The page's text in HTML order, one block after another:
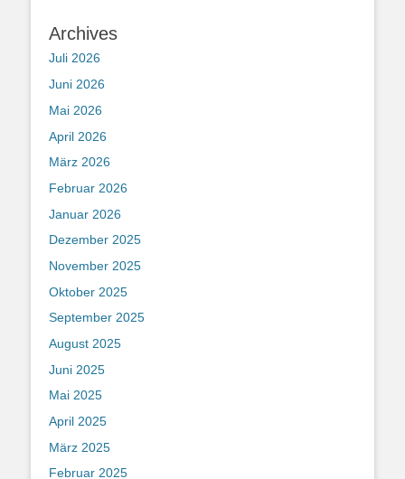
Archives
Juli 2026
Juni 2026
Mai 2026
April 2026
März 2026
Februar 2026
Januar 2026
Dezember 2025
November 2025
Oktober 2025
September 2025
August 2025
Juni 2025
Mai 2025
April 2025
März 2025
Februar 2025